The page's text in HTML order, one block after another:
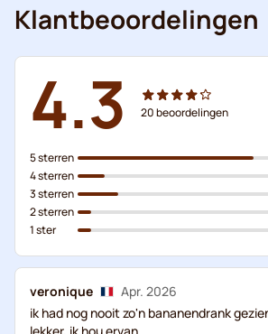
Klantbeoordelingen
4.3 20beoordelingen
5 sterren
4 sterren
3 sterren
2 sterren
1 ster
veronique
Apr. 2026
ik had nog nooit zo'n bananendrank